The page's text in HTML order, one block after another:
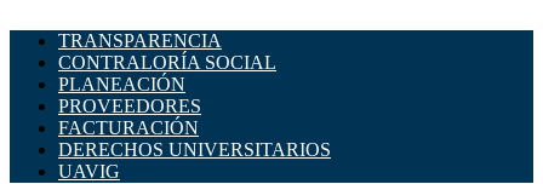
TRANSPARENCIA
CONTRALORÍA SOCIAL
PLANEACIÓN
PROVEEDORES
FACTURACIÓN
DERECHOS UNIVERSITARIOS
UAVIG